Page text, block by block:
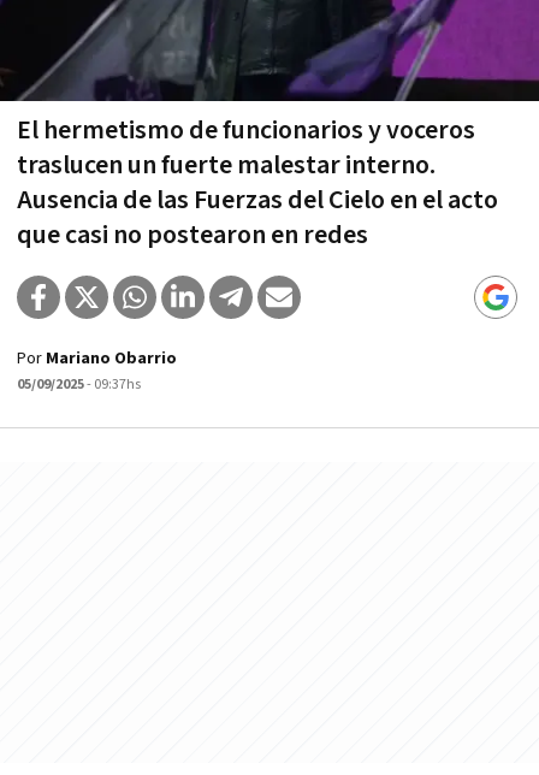
El hermetismo de funcionarios y voceros
traslucen un fuerte malestar interno.
Ausencia de las Fuerzas del Cielo en el acto
que casi no postearon en redes
Por Mariano Obarrio
05/09/2025- 09:37hs